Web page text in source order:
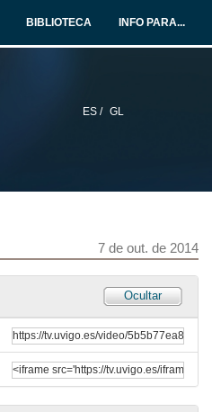
BIBLIOTECA INFO PARA...
ES / GL
7 de out. de 2014
Ocultar
Desgracia
7 de out. de 2014